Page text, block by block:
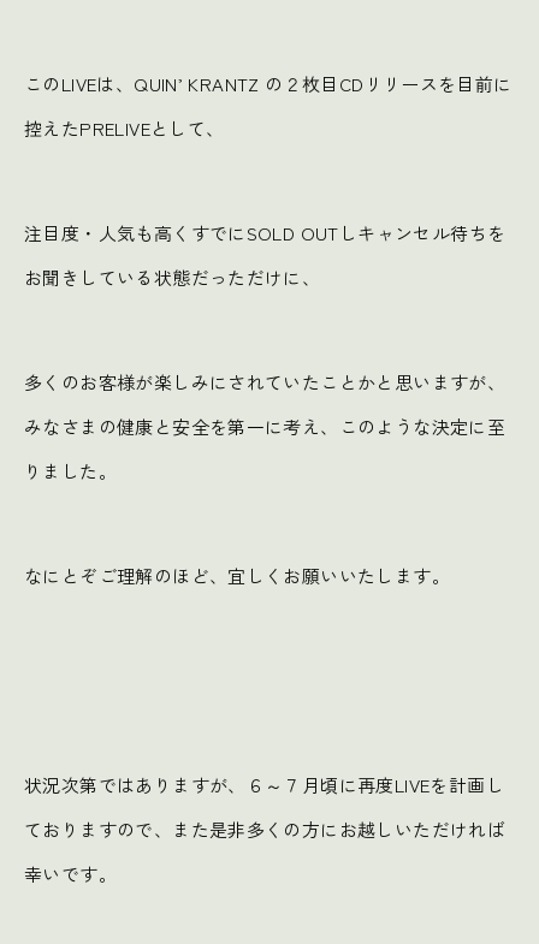
このLIVEは、QUIN’ KRANTZ の２枚目CDリリースを目前に
控えたPRELIVEとして、
注目度・人気も高くすでにSOLD OUTしキャンセル待ちを
お聞きしている状態だっただけに、
多くのお客様が楽しみにされていたことかと思いますが、
みなさまの健康と安全を第一に考え、このような決定に至
りました。
なにとぞご理解のほど、宜しくお願いいたします。
状況次第ではありますが、６～７月頃に再度LIVEを計画し
ておりますので、また是非多くの方にお越しいただければ
幸いです。